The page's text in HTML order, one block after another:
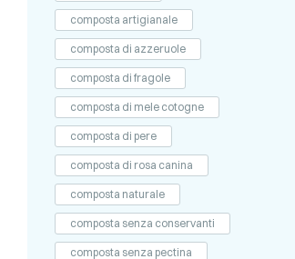
composta artigianale
composta di azzeruole
composta di fragole
composta di mele cotogne
composta di pere
composta di rosa canina
composta naturale
composta senza conservanti
composta senza pectina